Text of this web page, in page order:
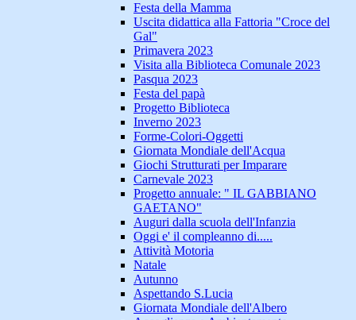
Festa della Mamma
Uscita didattica alla Fattoria "Croce del
Gal"
Primavera 2023
Visita alla Biblioteca Comunale 2023
Pasqua 2023
Festa del papà
Progetto Biblioteca
Inverno 2023
Forme-Colori-Oggetti
Giornata Mondiale dell'Acqua
Giochi Strutturati per Imparare
Carnevale 2023
Progetto annuale: " IL GABBIANO
GAETANO"
Auguri dalla scuola dell'Infanzia
Oggi e' il compleanno di.....
Attività Motoria
Natale
Autunno
Aspettando S.Lucia
Giornata Mondiale dell'Albero